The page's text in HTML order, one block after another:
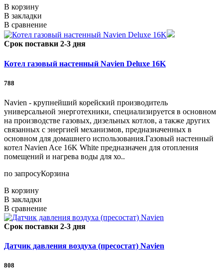
В корзину
В закладки
В сравнение
Срок поставки 2-3 дня
Котел газовый настенный Navien Deluxe 16K
788
Navien - крупнейший корейский производитель
универсальной энерготехники, специализируется в основном
на производстве газовых, дизельных котлов, а также других
связанных с энергией механизмов, предназначенных в
основном для домашнего использования.Газовый настенный
котел Navien Ace 16K White предназначен для отопления
помещений и нагрева воды для хо..
по запросуКорзина
В корзину
В закладки
В сравнение
Срок поставки 2-3 дня
Датчик давления воздуха (пресостат) Navien
808